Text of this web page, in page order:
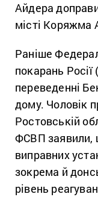
Айдера
місті Коряжма
Раніше
покарань
переведенні
дому. Чоловік
Ростовській
ФСВП заявили,
виправних
зокрема й
рівень